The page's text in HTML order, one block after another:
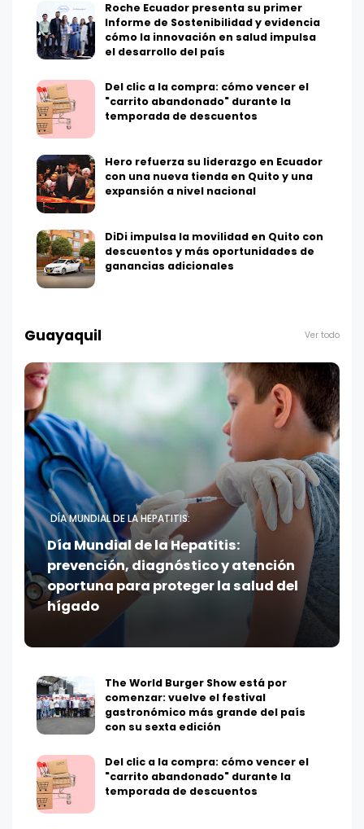
Roche Ecuador presenta su primer
Informe de Sostenibilidad y evidencia
cómo la innovación en salud impulsa
el desarrollo del país
Del clic a la compra: cómo vencer el
"carrito abandonado" durante la
temporada de descuentos
Hero refuerza su liderazgo en Ecuador
con una nueva tienda en Quito y una
expansión a nivel nacional
DiDi impulsa la movilidad en Quito con
descuentos y más oportunidades de
ganancias adicionales
Guayaquil Ver todo
DÍA MUNDIAL DE LA HEPATITIS:
Día Mundial de la Hepatitis:
prevención, diagnóstico y atención
oportuna para proteger la salud del
hígado
The World Burger Show está por
comenzar: vuelve el festival
gastronómico más grande del país
con su sexta edición
Del clic a la compra: cómo vencer el
"carrito abandonado" durante la
temporada de descuentos